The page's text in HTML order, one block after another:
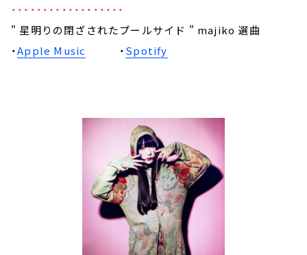
・・・・・・・・・・・・・・・・・・
" 星明りの閉ざされたプールサイド " majiko 選曲
・Apple Music ・Spotify